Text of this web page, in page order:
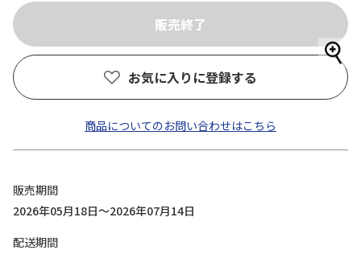
お気に入りに登録する
商品についてのお問い合わせはこちら
販売期間
2026年05月18日～2026年07月14日
配送期間